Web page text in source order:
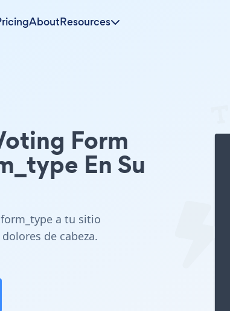
AboutResources
Form
En Su
a tu sitio
de cabeza.